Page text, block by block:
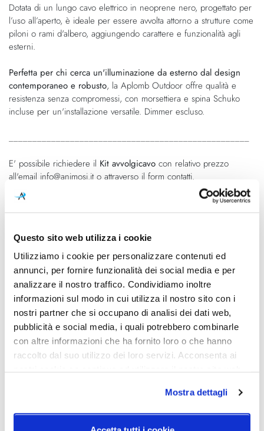
Questo sito web utilizza i cookie
Utilizziamo i cookie per personalizzare contenuti ed
annunci, per fornire funzionalità dei social media e per
analizzare il nostro traffico. Condividiamo inoltre
informazioni sul modo in cui utilizza il nostro sito con i
nostri partner che si occupano di analisi dei dati web,
pubblicità e social media, i quali potrebbero combinarle
con altre informazioni che ha fornito loro o che hanno
raccolto dal suo utilizzo dei loro servizi. Acconsenta ai
Mostra dettagli
Dotata di un lungo cavo elettrico in neoprene nero, progettato per
l’uso all’aperto, è ideale per essere avvolta attorno a strutture come
piloni o rami d'albero, aggiungendo carattere e funzionalità agli
esterni.
Perfetta per chi cerca un'illuminazione da esterno dal design
contemporaneo e robusto, la Aplomb Outdoor offre qualità e
resistenza senza compromessi, con morsettiera e spina Schuko
incluse per un'installazione versatile. Dimmer escluso.
E' possibile richiedere il Kit avvolgicavo con relativo prezzo
all'email info@animosi.it o attraverso il form contatti.
Caratteristiche
Cod.Art.
Aplomb Outdoor
Designer
Lucidi e Pevere, 2017
Colore led
2700K
Dimensioni
H. 360mm x Ø170mm
Sorgente luminosa
Led integrato
Potenza e attacco
8W - 2700K - 680lm - CRI>90
Dimmerazione
Classe energetica